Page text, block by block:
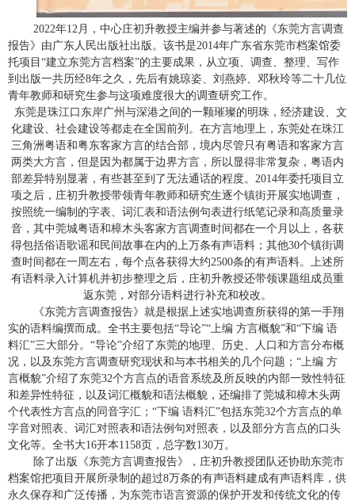
2022年12 月，中心庄初升教授主编并参与著述的《东莞方言调查
报告》由广东人民出版社出版。该书是2014年广东省东莞市档案馆委
托项目“建立东莞方言档案”的主要成果，从立项、调查、整理、写作
到出版一共历经8年之久，先后有姚琼姿、刘燕婷、邓秋玲等二十几位
青年教师和研究生参与这项难度很大的调查研究工作。
东莞是珠江口东岸广州与深港之间的一颗璀璨的明珠，经济建设、文
化建设、社会建设等都走在全国前列。在方言地理上，东莞处在珠江
三角洲粤语和粤东客家方言的结合部，境内尽管只有粤语和客家方言
两类大方言，但是因为都属于边界方言，所以显得非常复杂，粤语内
部差异特别显著，有些甚至到了无法通话的程度。 2014年委托项目立
项之后，庄初升教授带领青年教师和研究生逐个镇街开展实地调查，
按照统一编制的字表、词汇表和语法例句表进行纸笔记录和高质量录
音，其中莞城粤语和樟木头客家方言调查时间都在一个月以上，各获
得包括俗语歌谣和民间故事在内的上万条有声语料；其他30个镇街调
查时间都在一周左右，每个点各获得大约2500条的有声语料。上述所
有语料录入计算机并初步整理之后，庄初升教授还带领课题组成员重
返东莞，对部分语料进行补充和校改。
《东莞方言调查报告》就是根据上述实地调查所获得的第一手翔
实的语料编撰而成。全书主要包括“导论”“上编 方言概貌”和“下编 语
料汇”三大部分。“导论”介绍了东莞的地理、历史、人口和方言分布概
况，以及东莞方言调查研究现状和与本书相关的几个问题；“上编 方
言概貌”介绍了东莞32个方言点的语音系统及所反映的内部一致性特征
和差异性特征，以及词汇概貌和语法概貌，还编排了莞城和樟木头两
个代表性方言点的同音字汇；“下编 语料汇”包括东莞32个方言点的单
字音对照表、词汇对照表和语法例句对照表，以及部分方言点的口头
文化等。全书大16开本1158页，总字数130万。
除了出版《东莞方言调查报告》，庄初升教授团队还协助东莞市
档案馆把项目开展所录制的超过8万条的有声语料建成有声语料库，供
永久保存和广泛传播，为东莞市语言资源的保护开发和传统文化的传